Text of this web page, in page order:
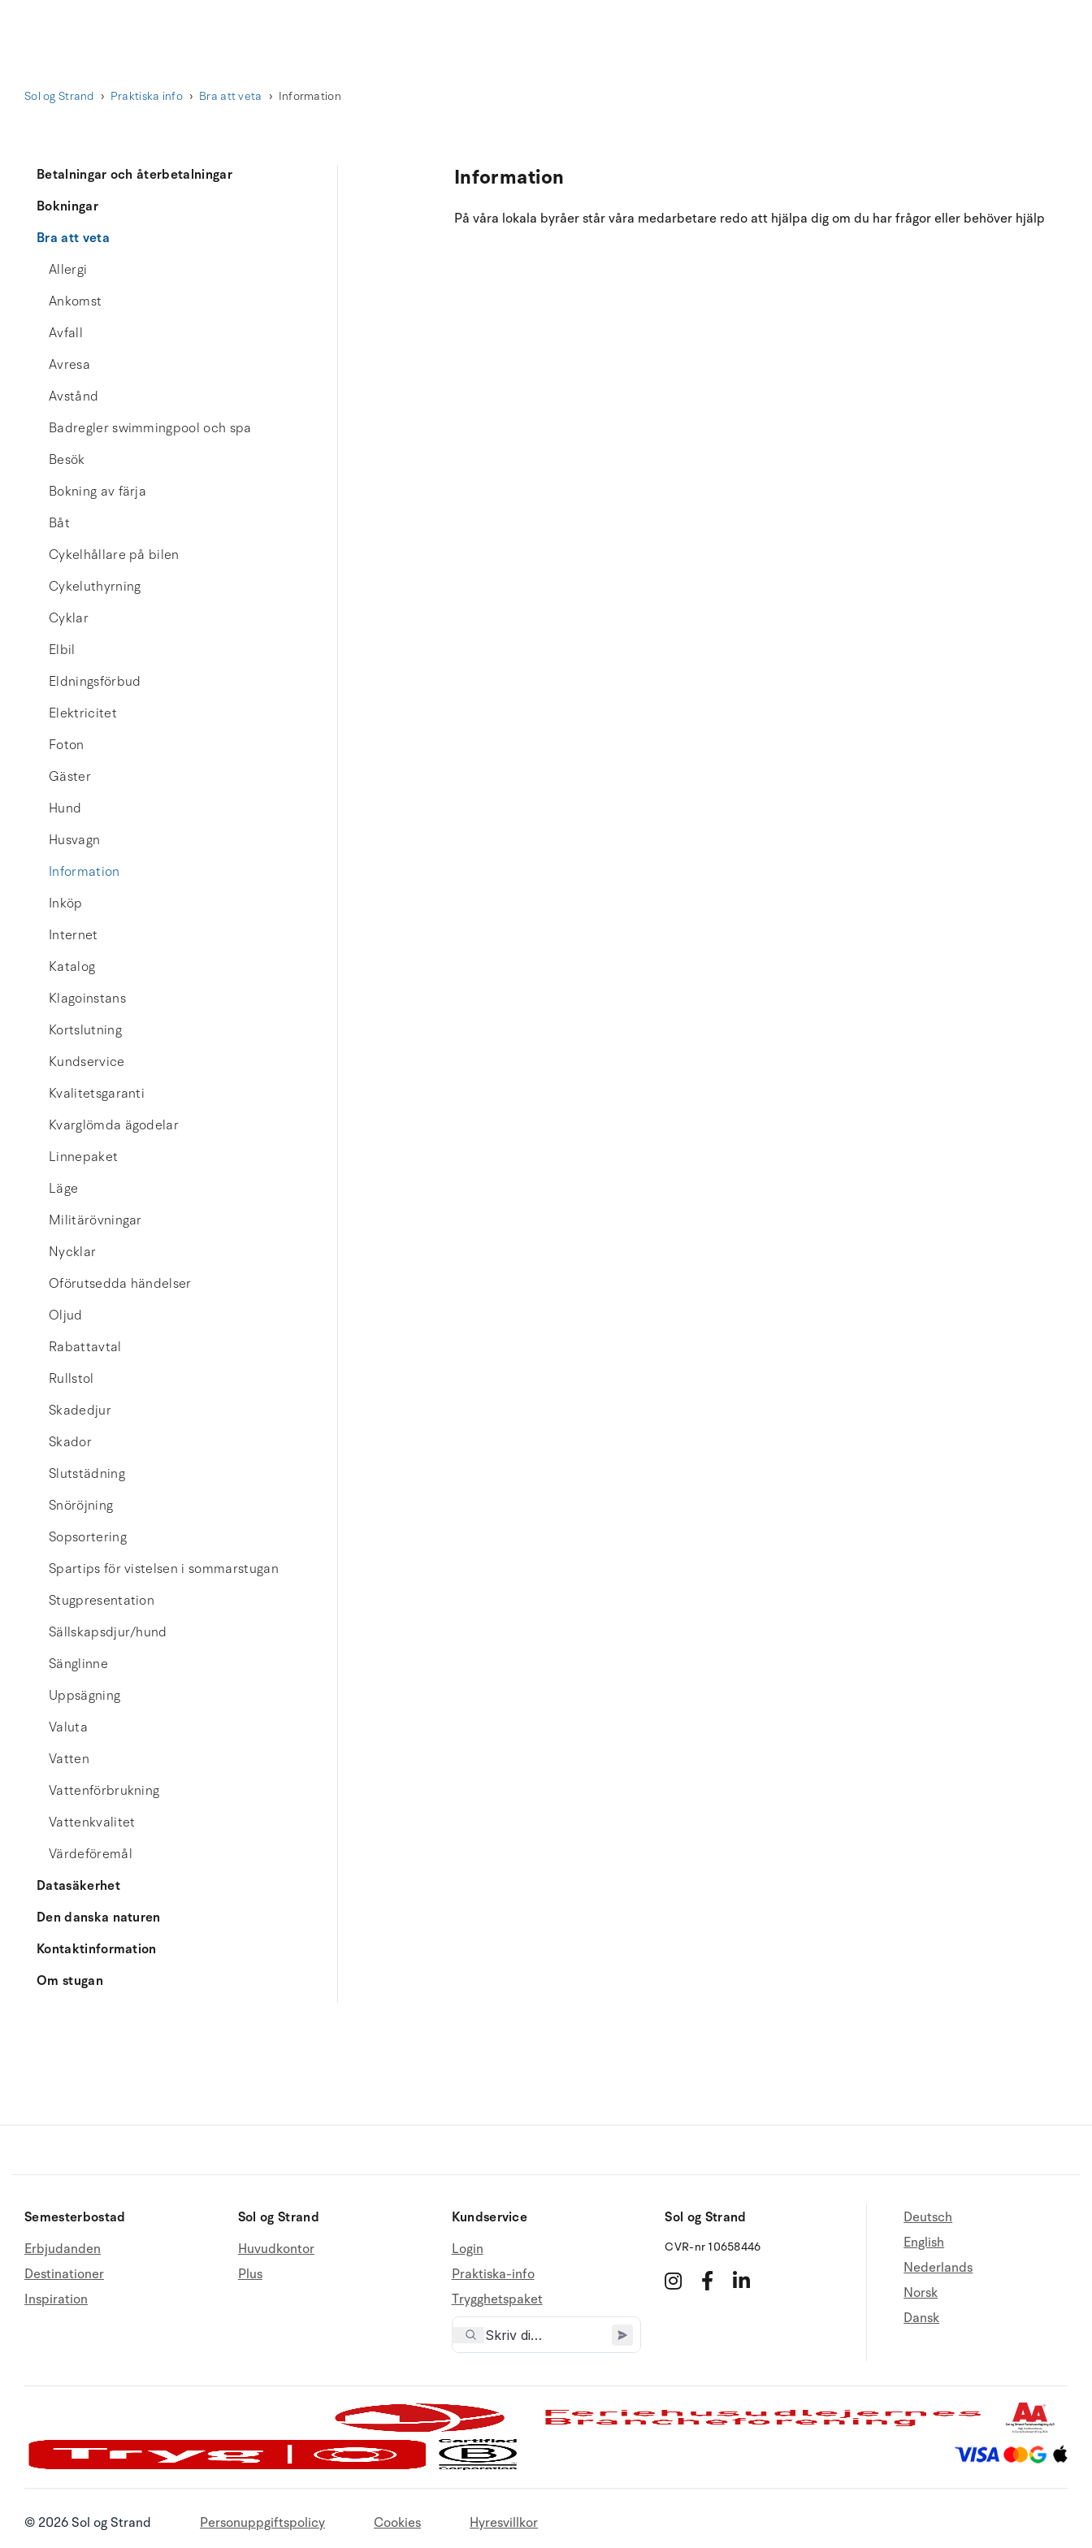
Sol og Strand Praktiska info Bra att veta Information
Betalningar och återbetalningar
Bokningar
Bra att veta
Allergi
Ankomst
Avfall
Avresa
Avstånd
Badregler swimmingpool och spa
Besök
Bokning av färja
Båt
Cykelhållare på bilen
Cykeluthyrning
Cyklar
Elbil
Eldningsförbud
Elektricitet
Foton
Gäster
Hund
Husvagn
Information
Inköp
Internet
Katalog
Klagoinstans
Kortslutning
Kundservice
Kvalitetsgaranti
Kvarglömda ägodelar
Linnepaket
Läge
Militärövningar
Nycklar
Oförutsedda händelser
Oljud
Rabattavtal
Rullstol
Skadedjur
Skador
Slutstädning
Snöröjning
Sopsortering
Spartips för vistelsen i sommarstugan
Stugpresentation
Sällskapsdjur/hund
Sänglinne
Uppsägning
Valuta
Vatten
Vattenförbrukning
Vattenkvalitet
Värdeföremål
Datasäkerhet
Den danska naturen
Kontaktinformation
Om stugan
Information
På våra lokala byråer står våra medarbetare redo att hjälpa dig om du har frågor eller behöver hjälp
Semesterbostad
Erbjudanden
Destinationer
Inspiration
Sol og Strand
Huvudkontor
Plus
Kundservice
Login
Praktiska-info
Trygghetspaket
Sol og Strand
CVR-nr 10658446
Deutsch
English
Nederlands
Norsk
Dansk
© 2026 Sol og Strand Personuppgiftspolicy Cookies Hyresvillkor